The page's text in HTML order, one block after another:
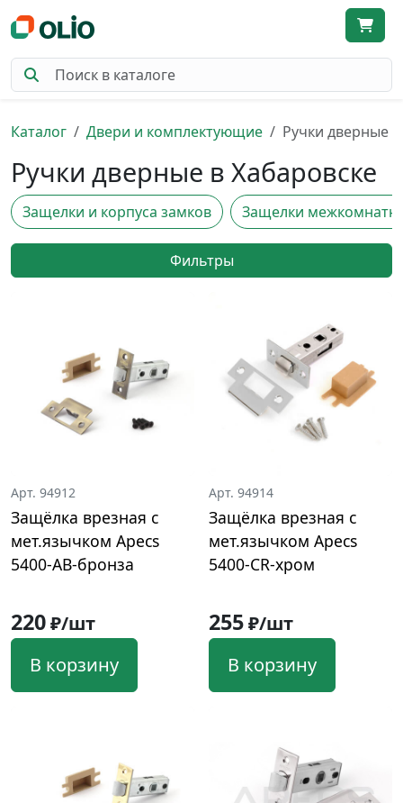
Каталог Двери и комплектующие Ручки дверные
Ручки дверные в Хабаровске
Защелки и корпуса замков Защелки
Фильтры
Арт. 94912
Защёлка врезная с
мет.язычком Apecs
5400-AB-бронза
220₽/шт
В корзину
Арт. 94914
Защёлка врезная с
мет.язычком Apecs
5400-CR-хром
255₽/шт
В корзину